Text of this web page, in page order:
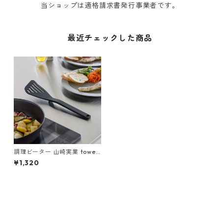
当ショップは適格請求書発行事業者です。
最近チェックした商品
調理ビーター 山崎実業 tower
タワー シリコーンビーター 15
04 ブラック
¥1,320